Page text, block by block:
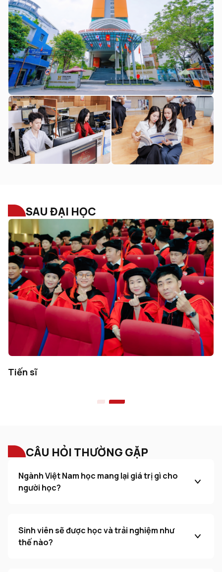
SAU ĐẠI HỌC
Thạc sĩ
CÂU HỎI THƯỜNG GẶP
Ngành Việt Nam học mang lại giá trị gì cho
người học?
Sinh viên sẽ được học và trải nghiệm như
thế nào?